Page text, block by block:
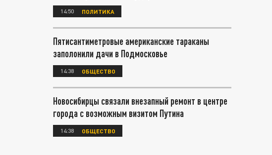
14:50 ПОЛИТИКА
Пятисантиметровые американские тараканы
заполонили дачи в Подмосковье
14:38 ОБЩЕСТВО
Новосибирцы связали внезапный ремонт в центре
города с возможным визитом Путина
14:38 ОБЩЕСТВО